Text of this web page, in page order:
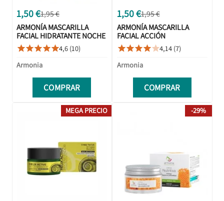
1,50 €1,95 €
ARMONÍA MASCARILLA
FACIAL HIDRATANTE NOCHE
KARITÉ PINO 1 SOBRE
4,6 (10)
Armonia
COMPRAR
1,50 €1,95 €
ARMONÍA MASCARILLA
FACIAL ACCIÓN
REGULADORA JENGIBRE
CANELA 1 SOBRE
4,14 (7)
Armonia
COMPRAR
MEGA PRECIO -29%